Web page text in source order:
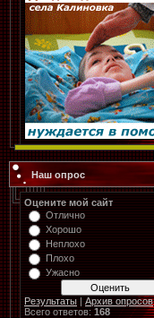
Наш опрос
Оцените мой сайт
Отлично
Хорошо
Неплохо
Плохо
Ужасно
Результаты | Архив опросов
Всего ответов: 168